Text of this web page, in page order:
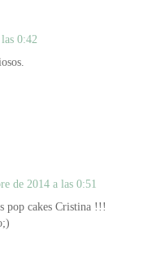
0:42
de 2014 a las 0:51
pop cakes Cristina !!!